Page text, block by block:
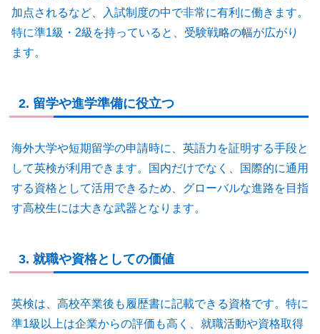
加点されるなど、入試制度の中で非常に有利に働きます。
特に準1級・2級を持っていると、受験戦略の幅が広がり
ます。
2. 留学や進学準備に役立つ
海外大学や短期留学の申請時に、英語力を証明する手段と
して英検が利用できます。国内だけでなく、国際的に通用
する資格として活用できるため、グローバルな進路を目指
す高校生には大きな武器となります。
3. 就職や資格としての価値
英検は、高校卒業後も履歴書に記載できる資格です。特に
準1級以上は企業からの評価も高く、就職活動や資格取得